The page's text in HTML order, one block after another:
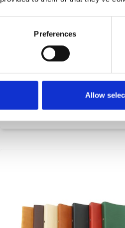
Preferences
Allow
Skrivbordsunderlägg i läder XL
Svensktillverkat skrivbordsunderlägg i